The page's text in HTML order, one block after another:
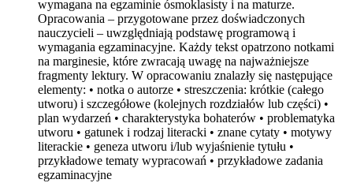
wymagana na egzaminie ósmoklasisty i na maturze.
Opracowania – przygotowane przez doświadczonych
nauczycieli – uwzględniają podstawę programową i
wymagania egzaminacyjne. Każdy tekst opatrzono notkami
na marginesie, które zwracają uwagę na najważniejsze
fragmenty lektury. W opracowaniu znalazły się następujące
elementy: • notka o autorze • streszczenia: krótkie (całego
utworu) i szczegółowe (kolejnych rozdziałów lub części) •
plan wydarzeń • charakterystyka bohaterów • problematyka
utworu • gatunek i rodzaj literacki • znane cytaty • motywy
literackie • geneza utworu i/lub wyjaśnienie tytułu •
przykładowe tematy wypracowań • przykładowe zadania
egzaminacyjne